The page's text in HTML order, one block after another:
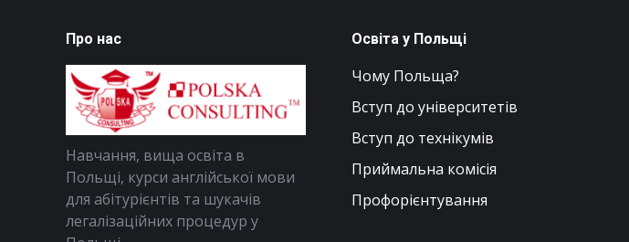
Про нас
Навчання, вища освіта в
Польщі, курси англійської мови
для абітурієнтів та шукачів
легалізаційних процедур у
Освіта у Польщі
Чому Польща?
Вступ до університетів
Вступ до технікумів
Приймальна комісія
Профорієнтування